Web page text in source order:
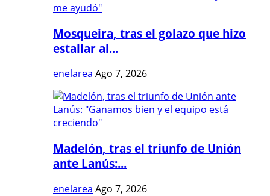
Mosqueira, tras el golazo que hizo
estallar al...
enelarea Ago 7, 2026
Madelón, tras el triunfo de Unión
ante Lanús:...
enelarea Ago 7, 2026